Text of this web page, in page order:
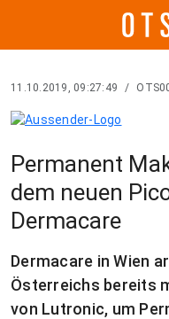
11.10.2019, 09:27:49 /
Permanent
dem neuen
Dermacare
Dermacare in Wien
Österreichs bereits
von Lutronic, um